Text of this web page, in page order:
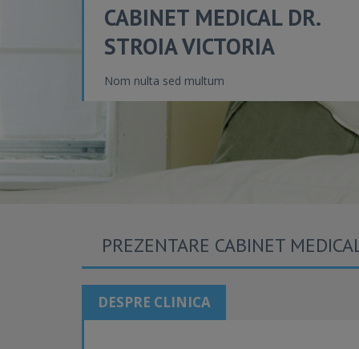
CABINET MEDICAL DR.
STROIA VICTORIA
Nom nulta sed multum
PREZENTARE CABINET
DESPRE CLINICA